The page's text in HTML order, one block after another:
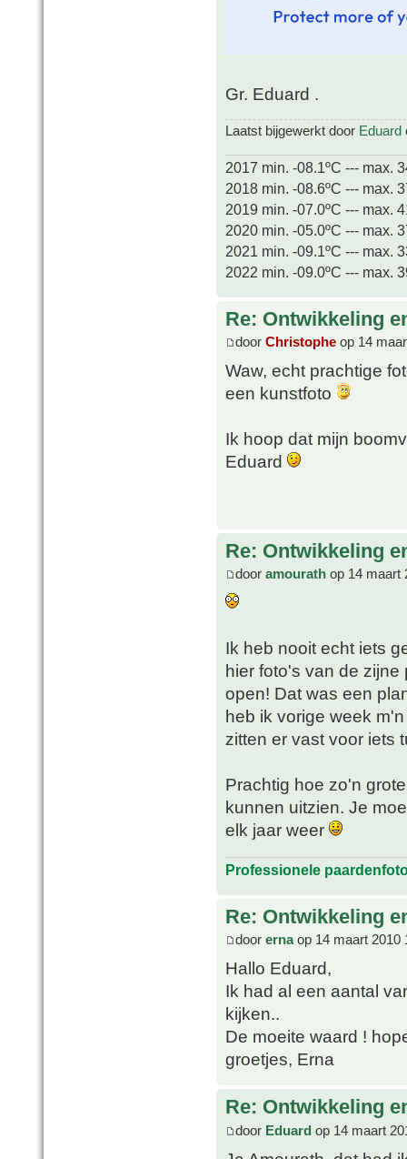
Gr. Eduard .
Laatst bijgewerkt door Eduard
2017 min. -08.1ºC --- max.
2018 min. -08.6ºC --- max.
2019 min. -07.0ºC --- max.
2020 min. -05.0ºC --- max.
2021 min. -09.1ºC --- max.
2022 min. -09.0ºC --- max.
Re: Ontwikkeling
door Christophe op 14
Waw, echt prachtige
een kunstfoto
Ik hoop dat mijn
Eduard
Re: Ontwikkeling
door amourath op 14 maart
Ik heb nooit echt iets
hier foto's van de zijne
open! Dat was een
heb ik vorige week
zitten er vast voor iets
Prachtig hoe zo'n
kunnen uitzien. Je
elk jaar weer
Professionele
Re: Ontwikkeling
door ernaop 14 maart 2010
Hallo Eduard,
Ik had al een aantal
kijken..
De moeite waard !
groetjes, Erna
Re: Ontwikkeling
door Eduard op 14 maart